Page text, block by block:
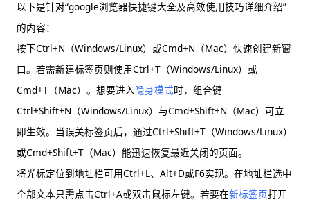
以下是针对“google浏览器快捷键大全及高效使用技巧详细介绍”
的内容：
按下Ctrl+N（Windows/Linux）或Cmd+N（Mac）快速创建新窗
口。若需新建标签页则使用Ctrl+T（Windows/Linux）或
Cmd+T（Mac）。想要进入隐身模式时，组合键
Ctrl+Shift+N（Windows/Linux）与Cmd+Shift+N（Mac）可立
即生效。当误关标签页后，通过Ctrl+Shift+T（Windows/Linux）
或Cmd+Shift+T（Mac）能迅速恢复最近关闭的页面。
将光标定位到地址栏可用Ctrl+L、Alt+D或F6实现。在地址栏选中
全部文本只需点击Ctrl+A或双击鼠标左键。若要在新标签页打开